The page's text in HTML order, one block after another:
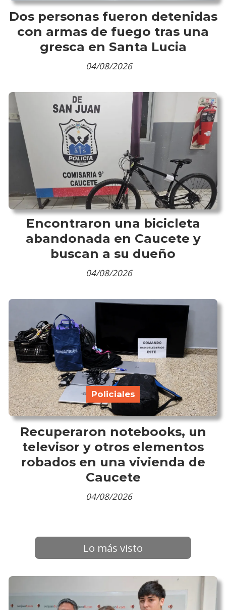
Dos personas fueron detenidas
con armas de fuego tras una
gresca en Santa Lucia
04/08/2026
Encontraron una bicicleta
abandonada en Caucete y
buscan a su dueño
04/08/2026
Recuperaron notebooks, un
televisor y otros elementos
robados en una vivienda de
Caucete
Policiales
04/08/2026
Lo más visto